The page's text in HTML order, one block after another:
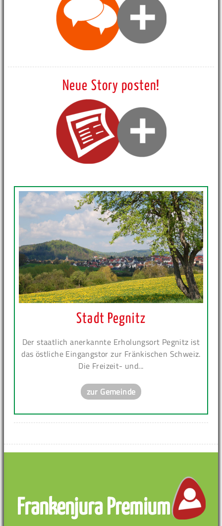
Neue Story posten!
Stadt Pegnitz
Der staatlich anerkannte Erholungsort Pegnitz ist
das östliche Eingangstor zur Fränkischen Schweiz.
Die Freizeit- und...
zur Gemeinde
Frankenjura Premium